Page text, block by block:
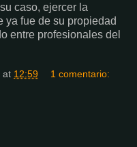
caso, ejercer la
ya fue de su propiedad
entre profesionales del
at 12:59 1 comentario: